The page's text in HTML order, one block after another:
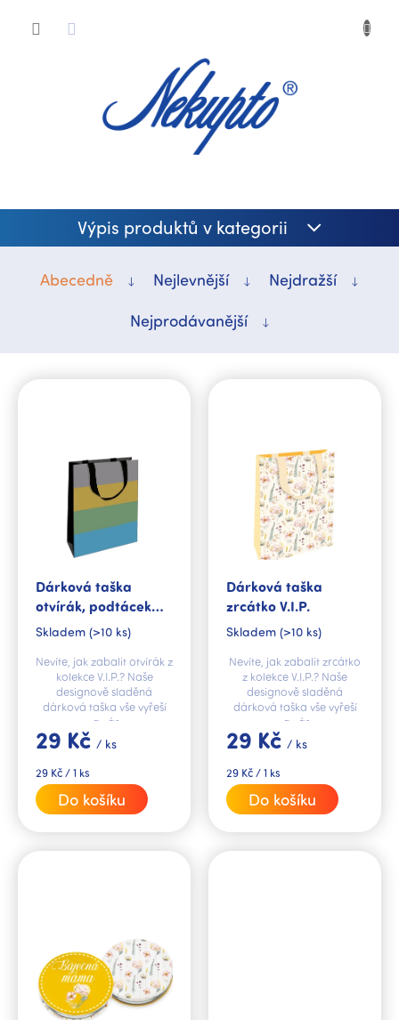
Výpis produktů v kategorii
Abecedně Nejlevnější
Nejdražší
Nejprodávanější
Dárková taška
otvírák, podtácek
V.I.P.
Skladem (>10 ks)
29 Kč / ks
Měrná
cena:
29 Kč / 1 ks
Do košíku
Nevíte, jak zabalit otvírák z
kolekce V.I.P.? Naše
designově sladěná
dárková taška vše vyřeší
za vás.
Dárková taška
zrcátko V.I.P.
Skladem (>10 ks)
29 Kč / ks
Měrná
cena:
29 Kč / 1 ks
Do košíku
Nevíte, jak zabalit zrcátko
z kolekce V.I.P.? Naše
designově sladěná
dárková taška vše vyřeší
za vás.